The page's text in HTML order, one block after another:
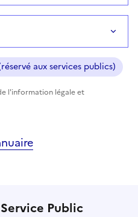
aux services publics)
l'information légale et
Public